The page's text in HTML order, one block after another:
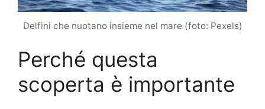
Delfini che nuotano insieme nel mare (foto: Pexels)
Perché questa
scoperta è importante